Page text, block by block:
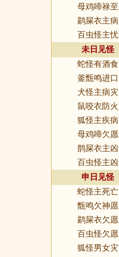
母鸡啼禄至
鹋屎衣主病
百虫怪主忧
未日见怪
蛇怪有酒食
釜甑鸣进口
犬怪主病灾
鼠咬衣防火
狐怪主疾病
母鸡啼欠愿
鹊屎衣主凶
百虫怪主凶
申日见怪
蛇怪主死亡
甑鸣欠神愿
鹋屎衣欠愿
百虫怪欠愿
狐怪男女灾